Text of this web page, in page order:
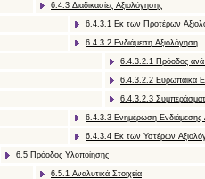
6.4.3 Διαδικασίες Αξιολόγησης
6.4.3.1 Εκ των Προτέρων
6.4.3.2 Ενδιάμεση Αξιολόγηση
6.4.3.2.1 Πρόοδος
6.4.3.2.2 Ευρωπαϊκά
6.4.3.2.3
6.4.3.3 Ενημέρωση Ενδιάμεσης
6.4.3.4 Εκ των Υστέρων
6.5 Πρόοδος Υλοποίησης
6.5.1 Aναλυτικά Στοιχεία